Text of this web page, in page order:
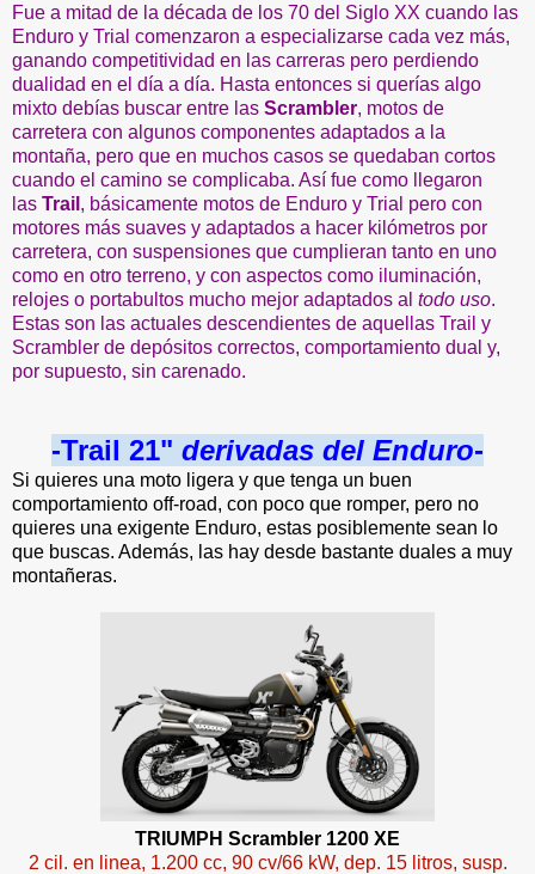
Fue a mitad de la década de los 70 del Siglo XX cuando las
Enduro y Trial comenzaron a especializarse cada vez más,
ganando competitividad en las carreras pero perdiendo
dualidad en el día a día. Hasta entonces si querías algo
mixto debías buscar entre las Scrambler, motos de
carretera con algunos componentes adaptados a la
montaña, pero que en muchos casos se quedaban cortos
cuando el camino se complicaba. Así fue como llegaron
las Trail , básicamente motos de Enduro y Trial pero con
motores más suaves y adaptados a hacer kilómetros por
carretera, con suspensiones que cumplieran tanto en uno
como en otro terreno, y con aspectos como iluminación,
relojes o portabultos mucho mejor adaptados al todo uso.
Estas son las actuales descendientes de aquellas Trail y
Scrambler de depósitos correctos, comportamiento dual y,
por supuesto, sin carenado.
-Trail 21" derivadas del Enduro-
Si quieres una moto ligera y que tenga un buen
comportamiento off-road, con poco que romper, pero no
quieres una exigente Enduro, estas posiblemente sean lo
que buscas. Además, las hay desde bastante duales a muy
montañeras.
TRIUMPH Scrambler 1200 XE
2 cil. en linea, 1.200 cc, 90 cv/66 kW, dep. 15 litros, susp.